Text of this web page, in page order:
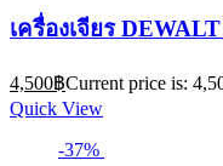
เครื่องเจียร
4,500฿Current price is:
Quick View
-37%